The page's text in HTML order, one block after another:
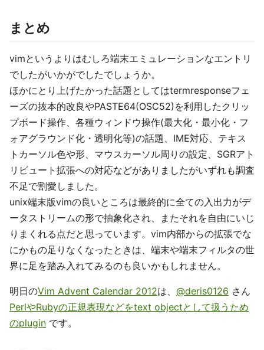
まとめ
vimというよりはむしろ端末エミュレーションなエントリ
でしたがいかがでしたでしょうか。
ほかにとり上げたかった話題としてはtermresponseフェ
ーズの抜本的改良やPASTE64(OSC52)を利用したクリッ
プボード操作、各種ウィンドウ操作(最大化・最小化・フ
ォアグラウンド化・透明化等)の話題、IME対応、テキス
トカーソル色や形、マウスカーソル周りの設定、SGRアト
リビュート拡張への対応などがありましたがいずれも調査
不足で割愛しました。
unix端末版vimの良いところは最終的に全ての入出力がデ
ータストリームの形で抽象化され、またそれを自由にいじ
りまくれる点だと思っています。vim内部からの拡張でな
にかもの足りなくなったときは、端末や端末フィルタの世
界に足を踏み入れてみるのも良いかもしれません。
明日のVim Advent Calendar 2012は、 @deris0126 さん
PerlやRubyの正規表現などをtext objectとして扱うため
のplugin です。